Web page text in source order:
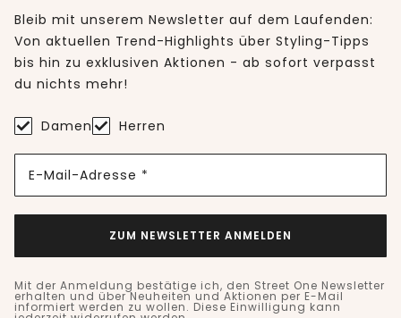
Bleib mit unserem Newsletter auf dem Laufenden:
Von aktuellen Trend-Highlights über Styling-Tipps
bis hin zu exklusiven Aktionen - ab sofort verpasst
du nichts mehr!
Damen Herren
E-Mail-Adresse *
ZUM NEWSLETTER ANMELDEN
Mit der Anmeldung bestätige ich, den Street One Newsletter
erhalten und über Neuheiten und Aktionen per E-Mail
informiert werden zu wollen. Diese Einwilligung kann